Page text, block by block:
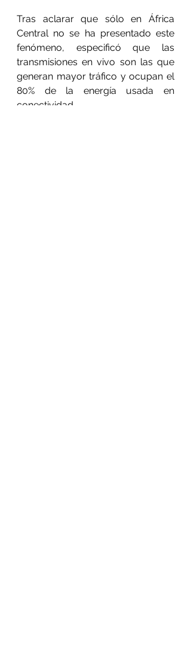
Tras aclarar que sólo en África
Central no se ha presentado este
fenómeno, especificó que las
transmisiones en vivo son las que
generan mayor tráfico y ocupan el
80% de la energía usada en
conectividad.